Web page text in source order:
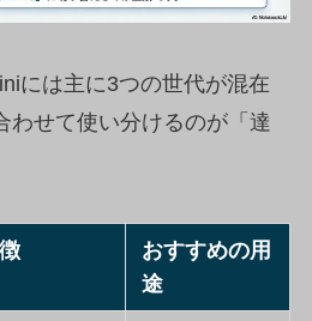
には主に3つの世代が混在
わせて使い分けるのが「達
おすすめの用
途